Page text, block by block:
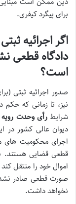
برای پیگرد کیفری.
اگر اجرائیه
دادگاه قطعی
است؟
صدور اجرائیه ثبتی
نیز، تا زمانی کهحکم
شرایطرأی وحدت رویه
دیوان عالی کشور در
اجرای محکومیت های
قطعی قضایی هستند.
اموال خود را منتقل
صورت قطعی صادر
نخواهد داشت.